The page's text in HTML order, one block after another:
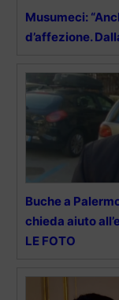
Musumeci:
d’affezione.
Buche a
chieda aiuto
LE FOTO